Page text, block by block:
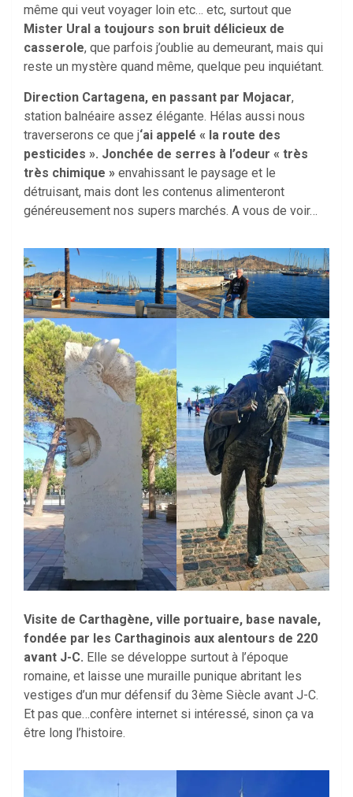
même qui veut voyager loin etc… etc, surtout que
Mister Ural a toujours son bruit délicieux de
casserole, que parfois j’oublie au demeurant, mais qui
reste un mystère quand même, quelque peu inquiétant.
Direction Cartagena, en passant par Mojacar,
station balnéaire assez élégante. Hélas aussi nous
traverserons ce que j‘ai appelé « la route des
pesticides ». Jonchée de serres à l’odeur « très
très chimique » envahissant le paysage et le
détruisant, mais dont les contenus alimenteront
généreusement nos supers marchés. A vous de voir…
Visite de Carthagène, ville portuaire, base navale,
fondée par les Carthaginois aux alentours de 220
avant J-C. Elle se développe surtout à l’époque
romaine, et laisse une muraille punique abritant les
vestiges d’un mur défensif du 3ème Siècle avant J-C.
Et pas que…confère internet si intéressé, sinon ça va
être long l’histoire.